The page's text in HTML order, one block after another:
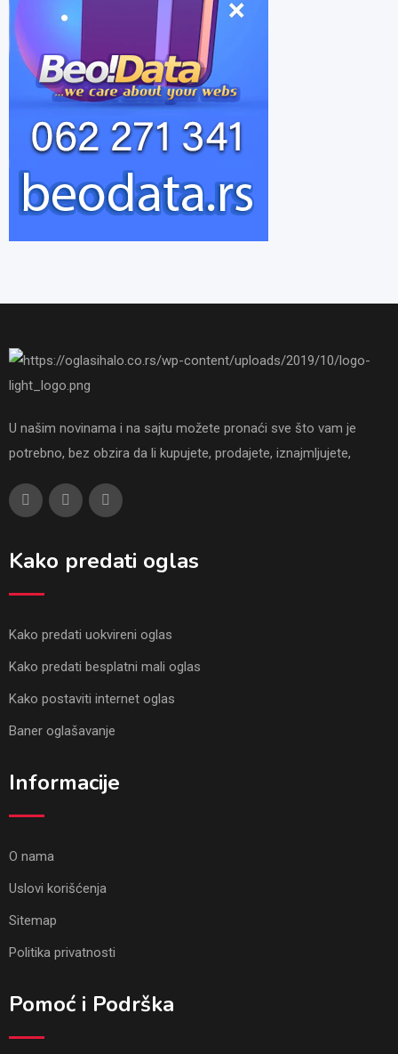
U našim novinama i na sajtu možete pronaći sve što vam je
potrebno, bez obzira da li kupujete, prodajete, iznajmljujete,
Kako predati oglas
Kako predati uokvireni oglas
Kako predati besplatni mali oglas
Kako postaviti internet oglas
Baner oglašavanje
Informacije
O nama
Uslovi korišćenja
Sitemap
Politika privatnosti
Pomoć i Podrška